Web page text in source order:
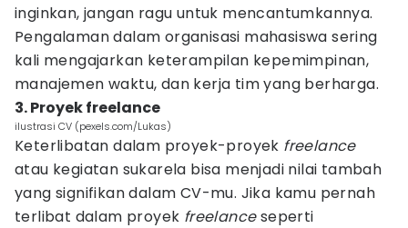
inginkan, jangan ragu untuk mencantumkannya.
Pengalaman dalam organisasi mahasiswa sering
kali mengajarkan keterampilan kepemimpinan,
manajemen waktu, dan kerja tim yang berharga.
3. Proyek freelance
ilustrasi CV (pexels.com/Lukas)
Keterlibatan dalam proyek-proyek freelance
atau kegiatan sukarela bisa menjadi nilai tambah
yang signifikan dalam CV-mu. Jika kamu pernah
terlibat dalam proyek freelanceseperti